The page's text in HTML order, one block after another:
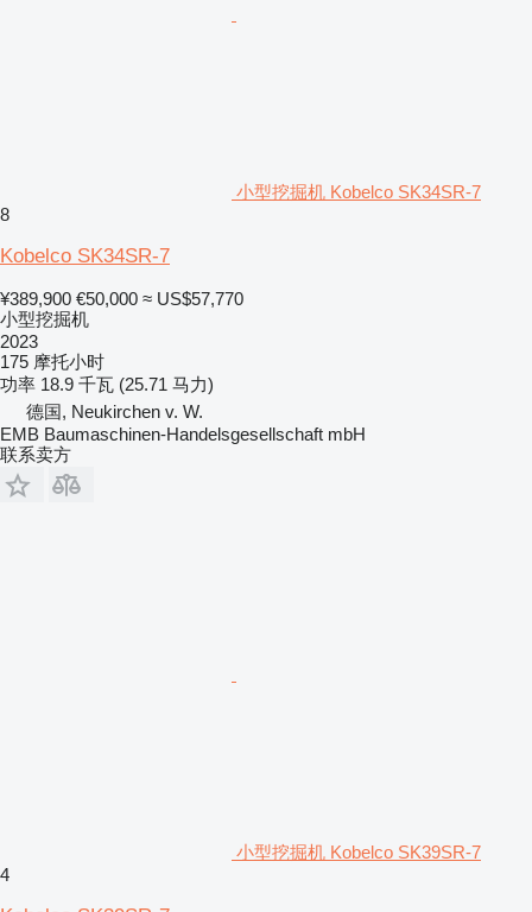
小型挖掘机 Kobelco SK34SR-7
8
Kobelco SK34SR-7
¥389,900 €50,000 ≈ US$57,770
小型挖掘机
2023
175 摩托小时
功率 18.9 千瓦 (25.71 马力)
德国, Neukirchen v. W.
EMB Baumaschinen-Handelsgesellschaft mbH
联系卖方
小型挖掘机 Kobelco SK39SR-7
4